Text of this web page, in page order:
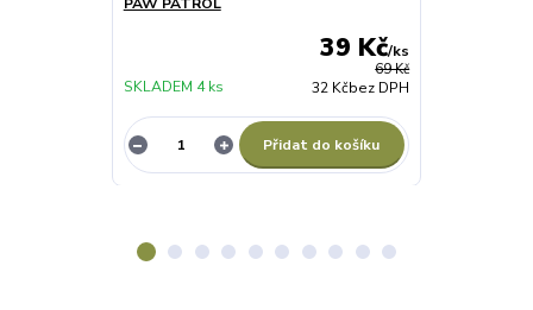
PAW PATROL
69 Kč
39 Kč/ks
32 Kčbez DPH
SKLADEM 4 ks
Přidat do košíku